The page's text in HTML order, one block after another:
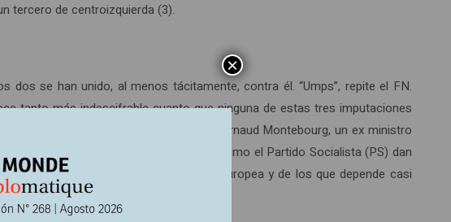
tercero de centroizquierda (3).
se han unido, al menos tácitamente, contra él. “Umps”, repite el FN.
tanto más indescifrable cuanto que ninguna de estas tres imputaciones
Sarkozy” (5), admite, por ejemplo, Arnaud Montebourg, un ex ministro
por un Movimiento Popular (UMP) como el Partido Socialista (PS) dan
y europeos que establece la Unión Europea y de los que depende casi
×